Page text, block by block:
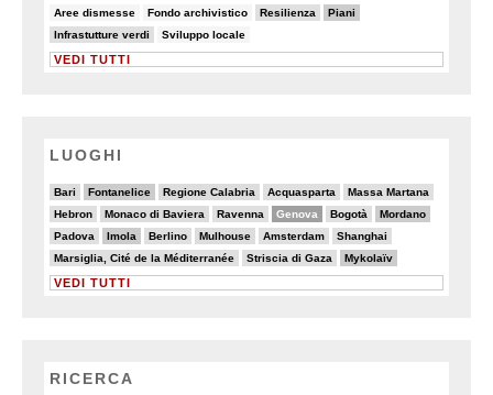
Aree dismesse
5/90 Fondo archivistico
7/90 Resilienza
17/90 Piani
28/90
Infrastutture verdi
13/90 Sviluppo locale
6/90
VEDI TUTTI
LUOGHI
Bari
5/20 Fontanelice
6/20 Regione Calabria
4/20 Acquasparta
3/20 Massa Martana
2/20
Hebron
2/20 Monaco di Baviera
4/20 Ravenna
3/20 Genova
11/20 Bogotà
2/20 Mordano
6/20
Padova
2/20 Imola
6/20 Berlino
2/20 Mulhouse
4/20 Amsterdam
3/20 Shanghai
3/20
Marsiglia, Cité de la Méditerranée
2/20 Striscia di Gaza
2/20 Mykolaïv
7/20
VEDI TUTTI
RICERCA